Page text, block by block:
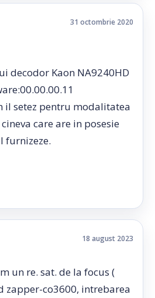
31 octombrie 2020
decodor Kaon NA9240HD
il setez pentru modalitatea
care are in posesie
furnizeze.
18 august 2023
un re. sat. de la focus (
zapper-co3600, intrebarea